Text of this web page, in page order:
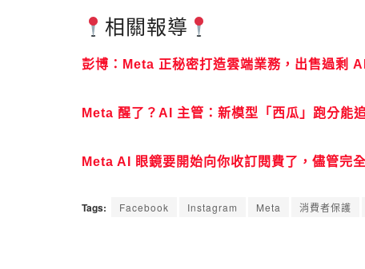
相關報導
彭博：Meta 正秘密打造雲端業務，出售過剩
Meta 醒了？AI 主管：新模型「西瓜」跑分能
Meta AI 眼鏡要開始向你收訂閱費了，儘管完
Tags: Facebook Instagram Meta 消費者保護